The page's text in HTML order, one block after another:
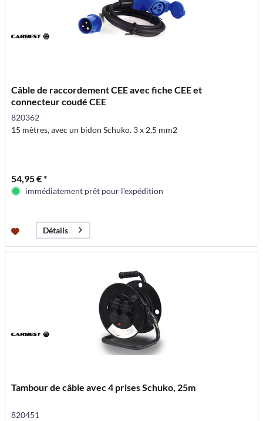
Câble de raccordement CEE avec fiche CEE et
connecteur coudé CEE
820362
15 mètres, avec un bidon Schuko. 3 x 2,5 mm2
54,95 € *
immédiatement prêt pour l'expédition
Détails
Tambour de câble avec 4 prises Schuko, 25m
820451